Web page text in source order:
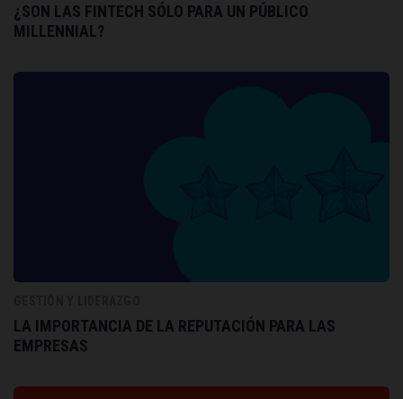
¿SON LAS FINTECH SÓLO PARA UN PÚBLICO
MILLENNIAL?
LA IMPORTANCIA DE LA REPUTACIÓN PARA LAS
EMPRESAS